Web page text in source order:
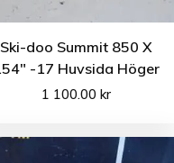
Ski-doo Summit 850 X
-17 Huvsida Höger
1 100.00kr